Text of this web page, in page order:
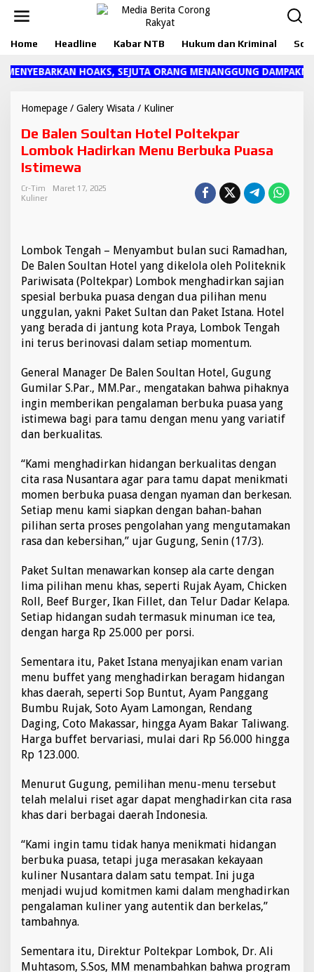
Home Headline Kabar NTB Hukum dan Kriminal
HOAKS, SEJUTA ORANG MENANGGUNG DAMPAKNYA"
Homepage / Galery Wisata / Kuliner
B
a
a
n
H
o
t
e
P
l
t
e
p
L
o
b
o
k
H
a
i
r
k
a
M
n
u
B
r
b
u
u
a
s
I
t
i
m
e
De Balen Soultan Hotel Poltekpar
Lombok Hadirkan Menu Berbuka Puasa
Istimewa
Cr-Tim
Maret 17, 2025
Kuliner
Lombok Tengah – Menyambut bulan suci Ramadhan,
De Balen Soultan Hotel yang dikelola oleh Politeknik
Pariwisata (Poltekpar) Lombok menghadirkan sajian
spesial berbuka puasa dengan dua pilihan menu
unggulan, yakni Paket Sultan dan Paket Istana. Hotel
yang berada di jantung kota Praya, Lombok Tengah
ini terus berinovasi dalam setiap momentum.
General Manager De Balen Soultan Hotel, Gugung
Gumilar S.Par., MM.Par., mengatakan bahwa pihaknya
ingin memberikan pengalaman berbuka puasa yang
istimewa bagi para tamu dengan menu yang variatif
dan berkualitas.
“Kami menghadirkan hidangan berkualitas dengan
cita rasa Nusantara agar para tamu dapat menikmati
momen berbuka puasa dengan nyaman dan berkesan.
Setiap menu kami siapkan dengan bahan-bahan
pilihan serta proses pengolahan yang mengutamakan
rasa dan kebersihan,” ujar Gugung, Senin (17/3).
Paket Sultan menawarkan konsep ala carte dengan
lima pilihan menu khas, seperti Rujak Ayam, Chicken
Roll, Beef Burger, Ikan Fillet, dan Telur Dadar Kelapa.
Setiap hidangan sudah termasuk minuman ice tea,
dengan harga Rp 25.000 per porsi.
Sementara itu, Paket Istana menyajikan enam varian
menu buffet yang menghadirkan beragam hidangan
khas daerah, seperti Sop Buntut, Ayam Panggang
Bumbu Rujak, Soto Ayam Lamongan, Rendang
Daging, Coto Makassar, hingga Ayam Bakar Taliwang.
Harga buffet bervariasi, mulai dari Rp 56.000 hingga
Rp 123.000.
Menurut Gugung, pemilihan menu-menu tersebut
telah melalui riset agar dapat menghadirkan cita rasa
khas dari berbagai daerah Indonesia.
“Kami ingin tamu tidak hanya menikmati hidangan
berbuka puasa, tetapi juga merasakan kekayaan
kuliner Nusantara dalam satu tempat. Ini juga
menjadi wujud komitmen kami dalam menghadirkan
pengalaman kuliner yang autentik dan berkelas,”
tambahnya.
Sementara itu, Direktur Poltekpar Lombok, Dr. Ali
Muhtasom, S.Sos, MM menambahkan bahwa program